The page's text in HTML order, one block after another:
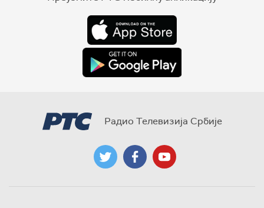
Радио Телевизија Србије